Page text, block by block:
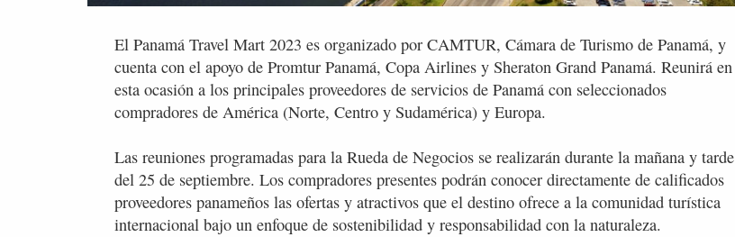
El Panamá Travel Mart 2023 es organizado por CAMTUR, Cámara de Turismo de Panamá, y
cuenta con el apoyo de Promtur Panamá, Copa Airlines y Sheraton Grand Panamá. Reunirá en
esta ocasión a los principales proveedores de servicios de Panamá con seleccionados
compradores de América (Norte, Centro y Sudamérica) y Europa.
Las reuniones programadas para la Rueda de Negocios se realizarán durante la mañana y tarde
del 25 de septiembre. Los compradores presentes podrán conocer directamente de calificados
proveedores panameños las ofertas y atractivos que el destino ofrece a la comunidad turística
internacional bajo un enfoque de sostenibilidad y responsabilidad con la naturaleza.